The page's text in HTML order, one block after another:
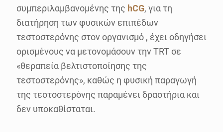
συμπεριλαμβανομένης της hCG, για τη
διατήρηση των φυσικών επιπέδων
τεστοστερόνης στον οργανισμό , έχει οδηγήσει
ορισμένους να μετονομάσουν την TRT σε
«θεραπεία βελτιστοποίησης της
τεστοστερόνης», καθώς η φυσική παραγωγή
της τεστοστερόνης παραμένει δραστήρια και
δεν υποκαθίσταται.